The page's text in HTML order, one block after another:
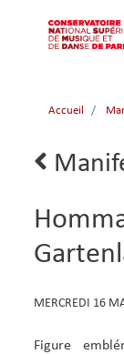
Catalogue
Mon
Menu
mon
Je me
Menu
LECTURES A
Accueil
Lien
DATE
HEURE
MERCREDI 16
Figure